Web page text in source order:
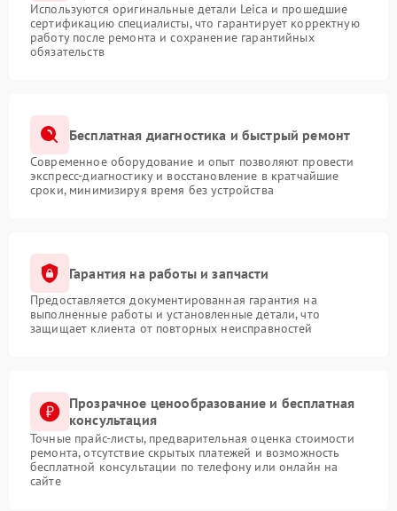
Используются оригинальные детали Leica и прошедшие
сертификацию специалисты, что гарантирует корректную
работу после ремонта и сохранение гарантийных
обязательств
Бесплатная диагностика и быстрый ремонт
Современное оборудование и опыт позволяют провести
экспресс-диагностику и восстановление в кратчайшие
сроки, минимизируя время без устройства
Гарантия на работы и запчасти
Предоставляется документированная гарантия на
выполненные работы и установленные детали, что
защищает клиента от повторных неисправностей
Прозрачное ценообразование и бесплатная
консультация
Точные прайс-листы, предварительная оценка стоимости
ремонта, отсутствие скрытых платежей и возможность
бесплатной консультации по телефону или онлайн на
сайте